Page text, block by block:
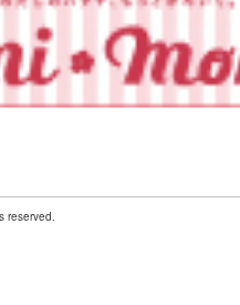
reserved.